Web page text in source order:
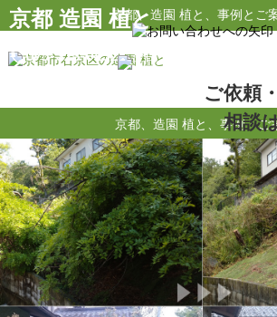
京都、造園 植と、事例とご
京都 造園 植と
受付時間 7:00〜19:00／年中無休
local_phone075-323-0432 phonelink_ring
ご依頼
相談
京都、造園 植と、事例・ご